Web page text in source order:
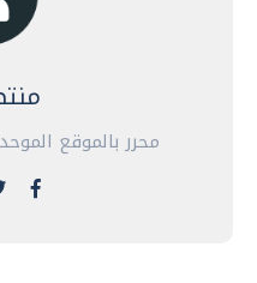
محرر بالموقع